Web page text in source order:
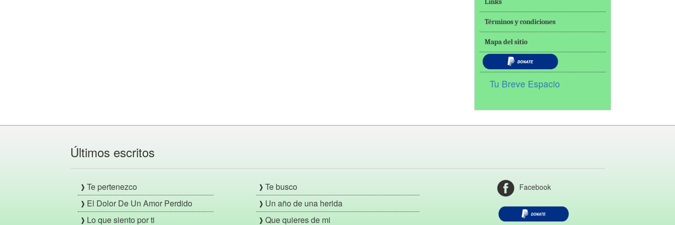
Links
Términos y condiciones
Mapa del sitio
Tu Breve Espacio
Últimos escritos
Te pertenezco
El Dolor De Un Amor Perdido
Lo que siento por ti
Te busco
Un año de una herida
Que quieres de mi
Facebook